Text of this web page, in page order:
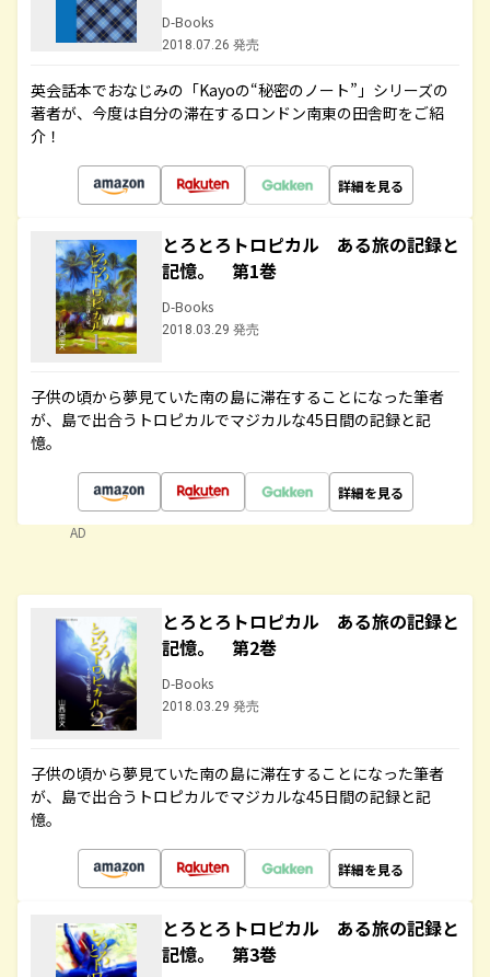
D-Books
2018.07.26 発売
英会話本でおなじみの「Kayoの“秘密のノート”」シリーズの
著者が、今度は自分の滞在するロンドン南東の田舎町をご紹
介！
詳細を見る
とろとろトロピカル ある旅の記録と
記憶。 第1巻
D-Books
2018.03.29 発売
子供の頃から夢見ていた南の島に滞在することになった筆者
が、島で出合うトロピカルでマジカルな45日間の記録と記
憶。
詳細を見る
AD
とろとろトロピカル ある旅の記録と
記憶。 第2巻
D-Books
2018.03.29 発売
子供の頃から夢見ていた南の島に滞在することになった筆者
が、島で出合うトロピカルでマジカルな45日間の記録と記
憶。
詳細を見る
とろとろトロピカル ある旅の記録と
記憶。 第3巻